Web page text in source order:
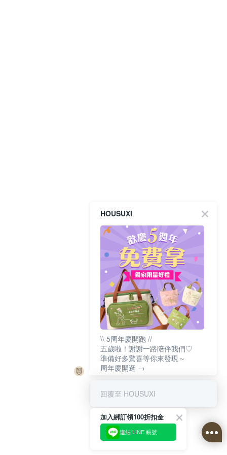
HOUSUXI
\\ 5周年慶開跑 //
五歲啦！謝謝一路陪伴我們♡
準備好多驚喜等你來發現～
周年慶開逛 →
回覆至 HOUSUXI
加入綁訂領100折扣金
連結 LINE 帳號